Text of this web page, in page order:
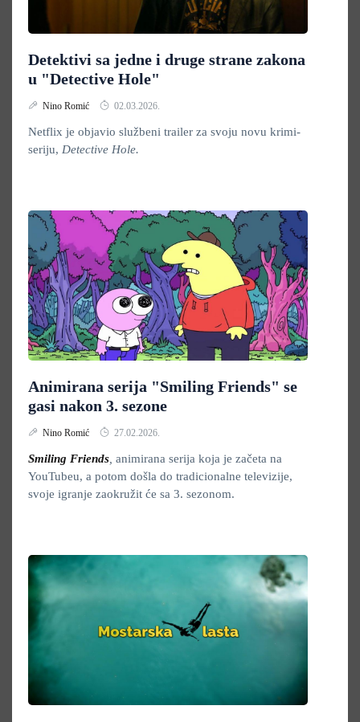
Detektivi sa jedne i druge strane zakona
u "Detective Hole"
Nino Romić 02.03.2026.
Netflix je objavio službeni trailer za svoju novu krimi-
seriju, Detective Hole.
Animirana serija "Smiling Friends" se
gasi nakon 3. sezone
Nino Romić 27.02.2026.
Smiling Friends animirana serija koja je začeta na
YouTubeu, a potom došla do tradicionalne televizije,
svoje igranje zaokružit će sa 3. sezonom.